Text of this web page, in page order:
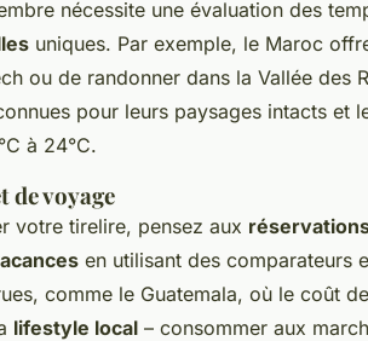
nécessite une évaluation des
uniques. Par exemple, le Maroc
ou de randonner dans la Vallée des
pour leurs paysages intacts et
à 24°C.
de voyage
votre tirelire, pensez aux
en utilisant des comparateurs
comme le Guatemala, où le coût
lifestyle local – consommer aux